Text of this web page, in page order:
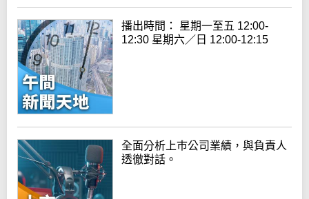
播出時間： 星期一至五 12:00-
12:30 星期六／日 12:00-12:15
全面分析上巿公司業績，與負責人
透徹對話。